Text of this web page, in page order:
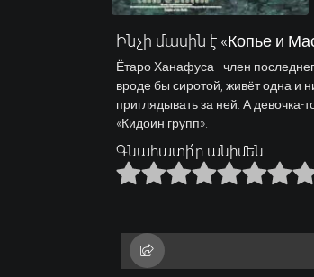
Ինչի մասին է «Копье и
Ётаро Ханафуса - член
вроде бы сиротой, живёт одна и
приглядывать за ней. А
«Кидоин групп».
Գնահատի՛ր անիմեն